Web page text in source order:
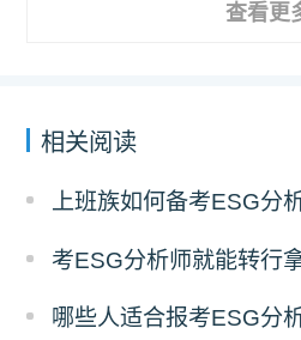
查看更
相关阅读
上班族如何备考ESG分
考ESG分析师就能转行
哪些人适合报考ESG分